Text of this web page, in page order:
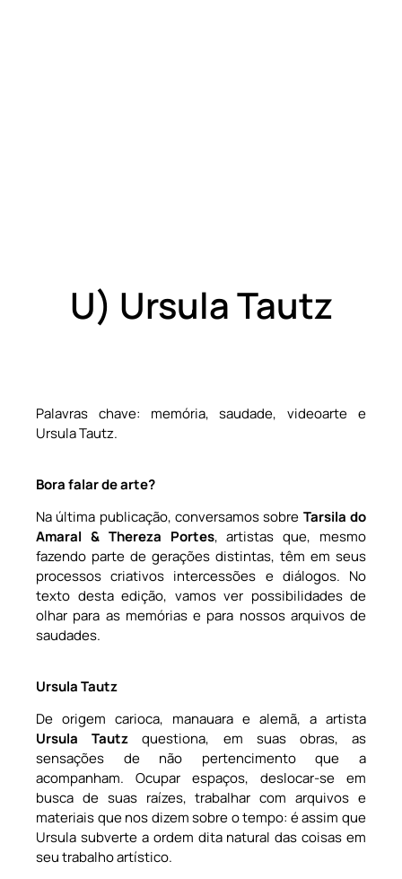
U) Ursula Tautz
Palavras chave: memória, saudade, videoarte e
Ursula Tautz.
Bora falar de arte?
Na última publicação, conversamos sobre Tarsila do
Amaral & Thereza Portes, artistas que, mesmo
fazendo parte de gerações distintas, têm em seus
processos criativos intercessões e diálogos. No
texto desta edição, vamos ver possibilidades de
olhar para as memórias e para nossos arquivos de
saudades.
Ursula Tautz
De origem carioca, manauara e alemã, a artista
Ursula Tautz questiona, em suas obras, as
sensações de não pertencimento que a
acompanham. Ocupar espaços, deslocar-se em
busca de suas raízes, trabalhar com arquivos e
materiais que nos dizem sobre o tempo: é assim que
Ursula subverte a ordem dita natural das coisas em
seu trabalho artístico.